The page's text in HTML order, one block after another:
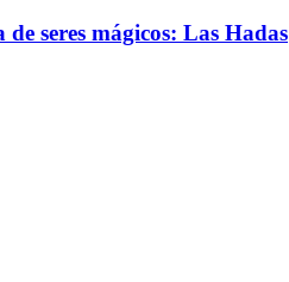
de seres mágicos: Las Hadas